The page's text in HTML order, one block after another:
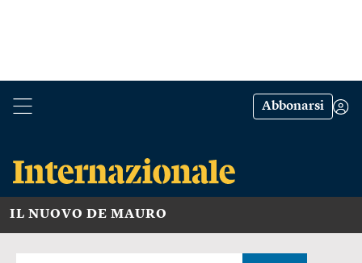
Abbonarsi
IL NUOVO DE MAURO